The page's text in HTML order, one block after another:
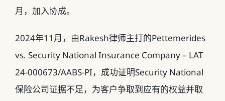
月，加入协成。
2024年11月，由Rakesh律师主打的Pettemerides
vs. Security National Insurance Company – LAT
24-000673/AABS-PI，成功证明Security National
保险公司证据不足，为客户争取到应有的权益并取